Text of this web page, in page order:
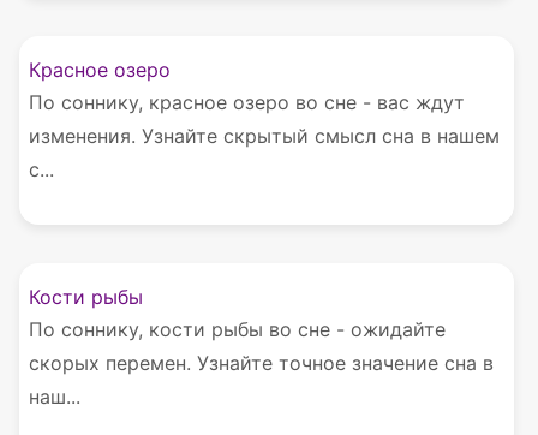
Красное озеро
По соннику, красное озеро во сне - вас ждут
изменения. Узнайте скрытый смысл сна в нашем
с...
Кости рыбы
По соннику, кости рыбы во сне - ожидайте
скорых перемен. Узнайте точное значение сна в
наш...